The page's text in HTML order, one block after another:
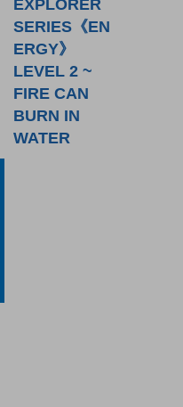
EXPLORER
SERIES《EN
ERGY》
LEVEL 2 ~
FIRE CAN
BURN IN
WATER